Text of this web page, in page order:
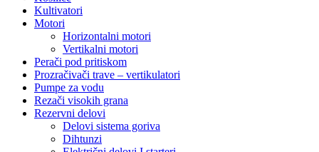
Kultivatori
Motori
Horizontalni motori
Vertikalni motori
Perači pod pritiskom
Prozračivači trave – vertikulatori
Pumpe za vodu
Rezači visokih grana
Rezervni delovi
Delovi sistema goriva
Dihtunzi